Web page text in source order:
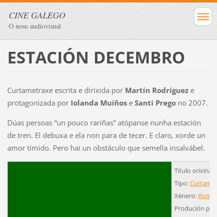
CINE GALEGO
O noso audiovisual
ESTACIÓN DECEMBRO
Curtametraxe escrita e dirixida por Martín Rodrígueze
protagonizada por Iolanda Muíñose Santi Pregono 2007.
Dúas persoas “un pouco rariñas” atópanse nunha estación
de tren. El debuxa e ela non para de tecer. E claro, xorde un
amor tímido. Pero hai un obstáculo que semella insalvábel.
Titulo orixinal:
Tipo:
Xénero:
Produción